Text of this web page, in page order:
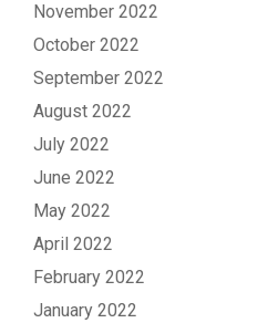
November 2022
October 2022
September 2022
August 2022
July 2022
June 2022
May 2022
April 2022
February 2022
January 2022